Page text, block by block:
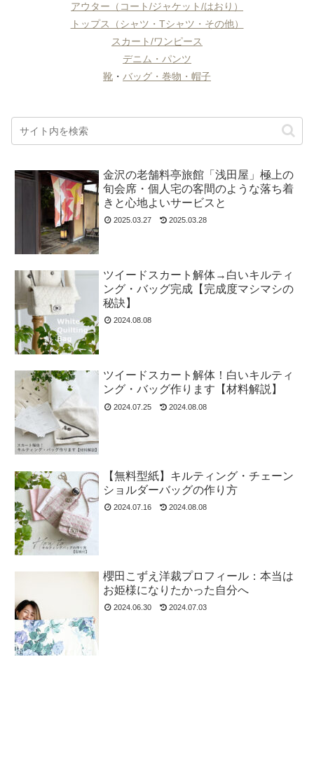
アウター（コート/ジャケット/はおり）
トップス（シャツ・Tシャツ・その他）
スカート/ワンピース
デニム・パンツ
靴 ・ バッグ・巻物・帽子
金沢の老舗料亭旅館「浅田屋」極上の
旬会席・個人宅の客間のような落ち着
きと心地よいサービスと
2025.03.27 2025.03.28
ツイードスカート解体→白いキルティ
ング・バッグ完成【完成度マシマシの
秘訣】
2024.08.08
ツイードスカート解体！白いキルティ
ング・バッグ作ります【材料解説】
2024.07.25 2024.08.08
【無料型紙】キルティング・チェーン
ショルダーバッグの作り方
2024.07.16 2024.08.08
櫻田こずえ洋裁プロフィール：本当は
お姫様になりたかった自分へ
2024.06.30 2024.07.03